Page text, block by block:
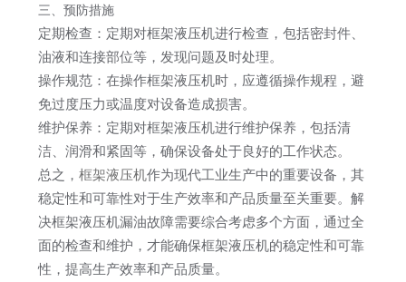
三、预防措施
定期检查：定期对框架液压机进行检查，包括密封件、
油液和连接部位等，发现问题及时处理。
操作规范：在操作框架液压机时，应遵循操作规程，避
免过度压力或温度对设备造成损害。
维护保养：定期对框架液压机进行维护保养，包括清
洁、润滑和紧固等，确保设备处于良好的工作状态。
总之，框架液压机作为现代工业生产中的重要设备，其
稳定性和可靠性对于生产效率和产品质量至关重要。解
决框架液压机漏油故障需要综合考虑多个方面，通过全
面的检查和维护，才能确保框架液压机的稳定性和可靠
性，提高生产效率和产品质量。